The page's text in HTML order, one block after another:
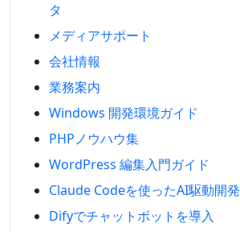
タ
メディアサポート
会社情報
業務案内
Windows 開発環境ガイド
PHPノウハウ集
WordPress 編集入門ガイド
Claude Codeを使ったAI駆動開発
Difyでチャットボットを導入